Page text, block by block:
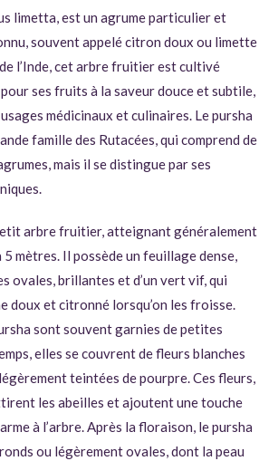
limetta, est un agrume particulier et
souvent appelé citron doux ou limette
l’Inde, cet arbre fruitier est cultivé
ses fruits à la saveur douce et subtile,
médicinaux et culinaires. Le pursha
famille des Rutacées, qui comprend de
mais il se distingue par ses
arbre fruitier, atteignant généralement
5 mètres. Il possède un feuillage dense,
ovales, brillantes et d’un vert vif, qui
doux et citronné lorsqu’on les froisse.
sont souvent garnies de petites
elles se couvrent de fleurs blanches
teintées de pourpre. Ces fleurs,
les abeilles et ajoutent une touche
à l’arbre. Après la floraison, le pursha
ou légèrement ovales, dont la peau